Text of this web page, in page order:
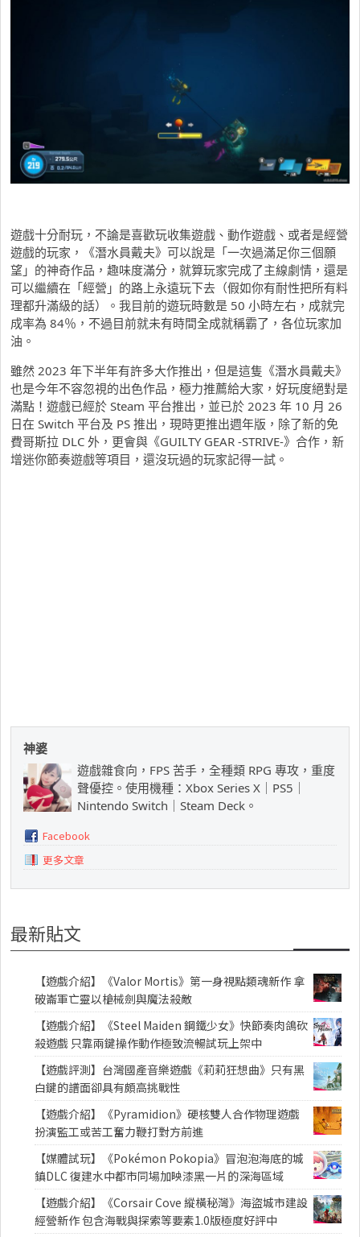
遊戲十分耐玩，不論是喜歡玩收集遊戲、動作遊戲、或者是經營
遊戲的玩家，《潛水員戴夫》可以說是「一次過滿足你三個願
望」的神奇作品，趣味度滿分，就算玩家完成了主線劇情，還是
可以繼續在「經營」的路上永遠玩下去（假如你有耐性把所有料
理都升滿級的話）。我目前的遊玩時數是 50 小時左右，成就完
成率為 84％，不過目前就未有時間全成就稱霸了，各位玩家加
油。
雖然 2023 年下半年有許多大作推出，但是這隻《潛水員戴夫》
也是今年不容忽視的出色作品，極力推薦給大家，好玩度絕對是
滿點！遊戲已經於 Steam 平台推出，並已於 2023 年 10 月 26
日在 Switch 平台及 PS 推出，現時更推出週年版，除了新的免
費哥斯拉 DLC 外，更會與《GUILTY GEAR -STRIVE-》合作，新
增迷你節奏遊戲等項目，還沒玩過的玩家記得一試。
神婆
遊戲雜食向，FPS 苦手，全種類 RPG 專攻，重度
聲優控。使用機種：Xbox Series X｜PS5｜
Nintendo Switch｜Steam Deck。
Facebook
更多文章
最新貼文
【遊戲介紹】《Valor Mortis》第一身視點類魂新作 拿
破崙軍亡靈以槍械劍與魔法殺敵
【遊戲介紹】《Steel Maiden 鋼鐵少女》快節奏肉鴿砍
殺遊戲 只靠兩鍵操作動作極致流暢試玩上架中
【遊戲評測】台灣國產音樂遊戲《莉莉狂想曲》只有黑
白鍵的譜面卻具有頗高挑戰性
【遊戲介紹】《Pyramidion》硬核雙人合作物理遊戲
扮演監工或苦工奮力鞭打對方前進
【媒體試玩】《Pokémon Pokopia》冒泡泡海底的城
鎮DLC 復建水中都市同場加映漆黑一片的深海區域
【遊戲介紹】《Corsair Cove 縱橫秘灣》海盜城市建設
經營新作 包含海戰與探索等要素1.0版極度好評中